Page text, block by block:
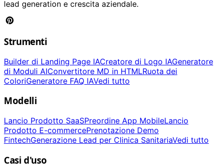
lead generation e crescita aziendale.
Strumenti
Builder di Landing Page IACreatore di Logo IAGeneratore
di Moduli AIConvertitore MD in HTMLRuota dei
ColoriGeneratore FAQ IAVedi tutto
Modelli
Lancio Prodotto SaaSPreordine App MobileLancio
Prodotto E-commercePrenotazione Demo
FintechGenerazione Lead per Clinica SanitariaVedi tutto
Casi d'uso